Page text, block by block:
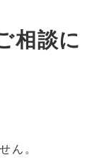
相談に
ん。